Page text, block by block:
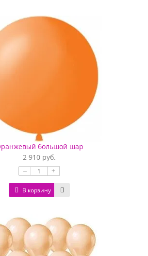
большой шар
2 910 руб.
– +
В корзину